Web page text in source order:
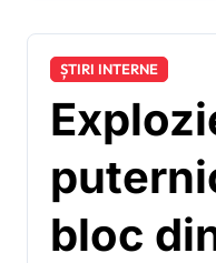
ȘTIRI INTERNE
bloc